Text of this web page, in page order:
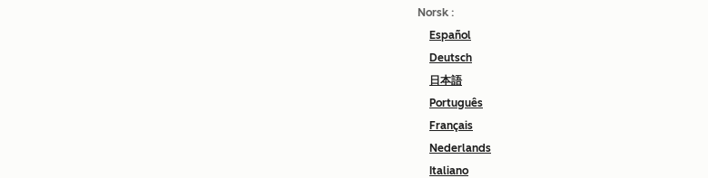
Norsk :
Español
Deutsch
日本語
Português
Français
Nederlands
Italiano